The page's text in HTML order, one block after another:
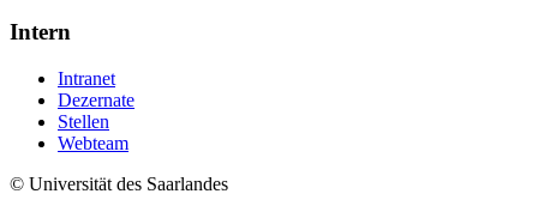
Intern
Intranet
Dezernate
Stellen
Webteam
© Universität des Saarlandes